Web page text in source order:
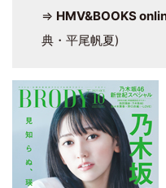
⇒ HMV&BOOKS
典・平尾帆夏)